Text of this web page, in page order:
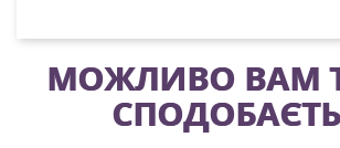
МОЖЛИВО ВАМ